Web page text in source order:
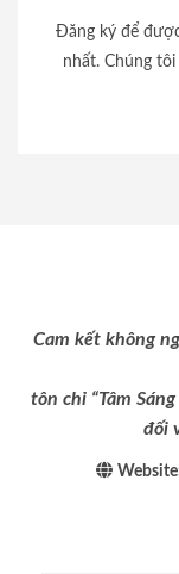
Đăng ký để
nhất. Chúng
Cam kết không
tôn chỉ “Tâm
đối